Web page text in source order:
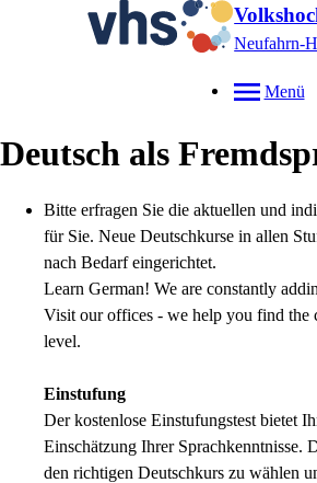
Neufahrn-
Menü
Deutsch als
Bitte erfragen Sie die aktuellen und
für Sie. Neue Deutschkurse in allen
nach Bedarf eingerichtet.
Learn German! We are constantly
Visit our offices - we help you find the
level.
Einstufung
Der kostenlose Einstufungstest bietet
Einschätzung Ihrer Sprachkenntnisse.
den richtigen Deutschkurs zu wählen